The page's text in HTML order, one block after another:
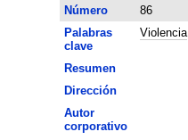
Número
86
Palabras
clave
Violencia
Resumen
Dirección
Autor
corporativo